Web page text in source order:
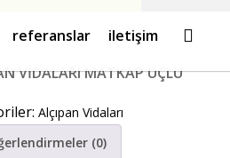
referanslar i̇letişim
VİDALARI MATKAP UÇLU
Alçıpan Vidaları
(0)